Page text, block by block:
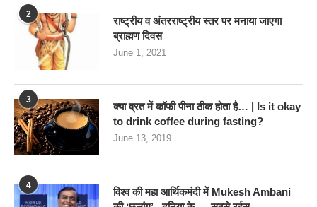
2
राष्ट्रीय व अंतरराष्ट्रीय स्तर पर मनाया जाएगा
ब्राह्मण दिवस
June 1, 2021
3
क्या व्रत में कॉफी पीना ठीक होता है… | Is it okay
to drink coffee during fasting?
June 13, 2019
4
विश्व की महा आर्थिकमंदी में Mukesh Ambani